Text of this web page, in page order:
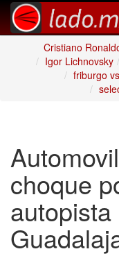
Cristiano
Igor Lichnovsky
friburgo
choque